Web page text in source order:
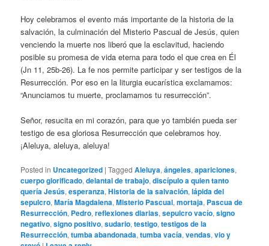
Hoy celebramos el evento más importante de la historia de la
salvación, la culminación del Misterio Pascual de Jesús, quien
venciendo la muerte nos liberó que la esclavitud, haciendo
posible su promesa de vida eterna para todo el que crea en Él
(Jn 11, 25b-26). La fe nos permite participar y ser testigos de la
Resurrección. Por eso en la liturgia eucarística exclamamos:
“Anunciamos tu muerte, proclamamos tu resurrección”.
Señor, resucita en mi corazón, para que yo también pueda ser
testigo de esa gloriosa Resurrección que celebramos hoy.
¡Aleluya, aleluya, aleluya!
Posted in Uncategorized |Tagged Aleluya,ángeles,apariciones,
cuerpo glorificado,delantal de trabajo,discípulo a quien tanto
quería Jesús,esperanza,Historia de la salvación,lápida del
sepulcro,María Magdalena,Misterio Pascual,mortaja, Pascua de
Resurrección, Pedro,reflexiones diarias,sepulcro vacío,signo
negativo,signo positivo,sudario,testigo,testigos de la
Resurrección,tumba abandonada,tumba vacía,vendas,vio y